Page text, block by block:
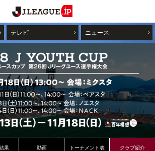
テレビ ニュース
果 動画 トーナメント表 クラブ紹介